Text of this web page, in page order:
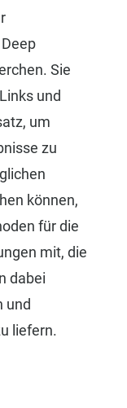
Sie
und
um
zu
können,
für die
mit, die
dabei
und
liefern.